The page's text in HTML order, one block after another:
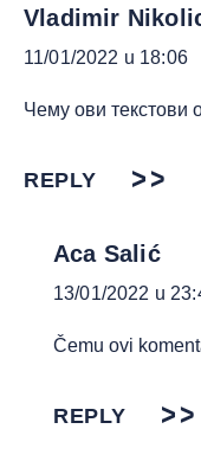
Vladimir
11/01/2022 u 18:06
Чему ови текстови
REPLY
Aca Salić
13/01/2022 u
Čemu ovi
REPLY